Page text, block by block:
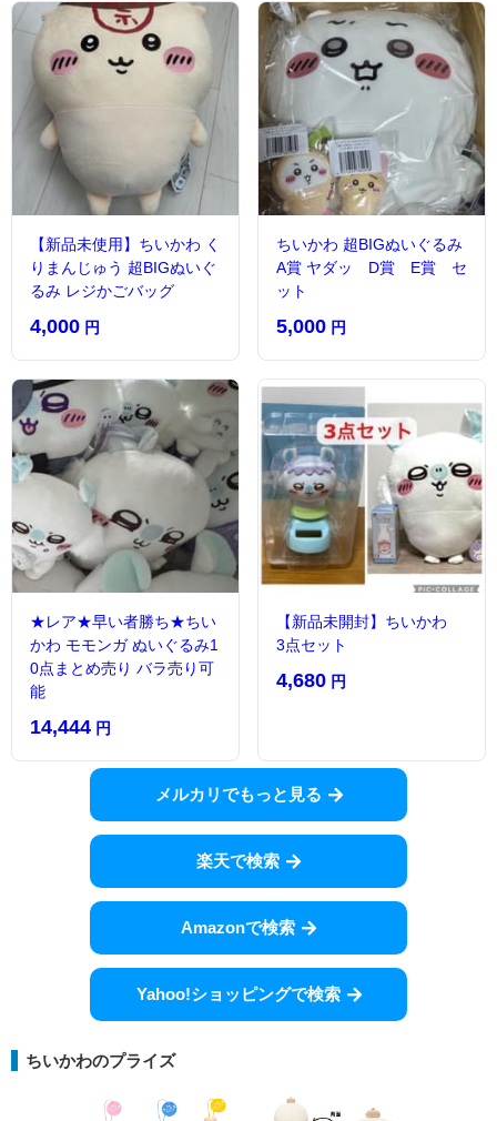
【新品未使用】ちいかわ く
りまんじゅう 超BIGぬいぐ
るみ レジかごバッグ
4,000 円
ちいかわ 超BIGぬいぐるみ
A賞 ヤダッ D賞 E賞 セ
ット
5,000 円
★レア★早い者勝ち★ちい
かわ モモンガ ぬいぐるみ1
0点まとめ売り バラ売り可
能
14,444 円
【新品未開封】ちいかわ
3点セット
4,680 円
メルカリでもっと見る
楽天で検索
Amazonで検索
Yahoo!ショッピングで検索
ちいかわのプライズ